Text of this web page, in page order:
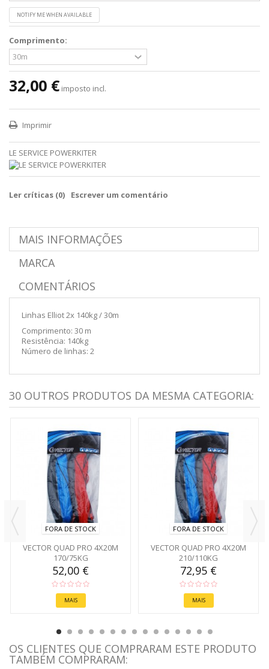
NOTIFY ME WHEN AVAILABLE
Comprimento:
32,00 € imposto incl.
Imprimir
LE SERVICE POWERKITER
Ler críticas (0) Escrever um comentário
MAIS INFORMAÇÕES
MARCA
COMENTÁRIOS
Linhas Elliot 2x 140kg / 30m
Comprimento: 30 m
Resistência: 140kg
Número de linhas: 2
30 OUTROS PRODUTOS DA MESMA CATEGORIA:
FORA DE STOCK
VECTOR QUAD PRO 4X20M
170/75KG
52,00 €
MAIS
FORA DE STOCK
VECTOR QUAD PRO 4X20M
210/110KG
72,95 €
MAIS
OS CLIENTES QUE COMPRARAM ESTE PRODUTO
TAMBÉM COMPRARAM: